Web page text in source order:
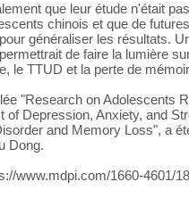
que leur étude n'était
chinois et que de
généraliser les résultats.
de faire la lumière
le TTUD et la perte de
"Research on Adolescents
of Depression, Anxiety, and
and Memory Loss", a
Dong.
www.mdpi.com/1660-4601/